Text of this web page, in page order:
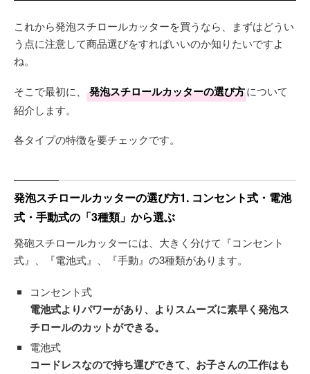
これから発泡スチロールカッターを買うなら、まずはどうい
う点に注意して商品選びをすればいいのか知りたいですよ
ね。
そこで最初に、 発泡スチロールカッターの選び方について
紹介します。
各タイプの特徴を要チェックです。
発泡スチロールカッターの選び方1. コンセント式・電池
式・手動式の「3種類」から選ぶ
発砲スチロールカッターには、大きく分けて『コンセント
式』、『電池式』、『手動』の3種類があります。
コンセント式
電池式よりパワーがあり、よりスムーズに素早く発泡ス
チロールのカットができる。
電池式
コードレスなので持ち運びできて、お子さんの工作はも